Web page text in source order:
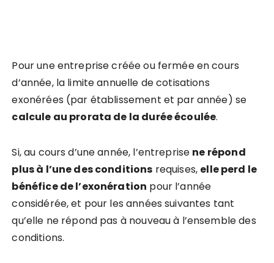
Pour une entreprise créée ou fermée en cours
d’année, la limite annuelle de cotisations
exonérées (par établissement et par année) se
calcule au prorata de la durée écoulée.
Si, au cours d’une année, l’entreprise ne répond
plus à l’une des conditions requises, elle perd le
bénéfice de l’exonération pour l’année
considérée, et pour les années suivantes tant
qu’elle ne répond pas à nouveau à l’ensemble des
conditions.